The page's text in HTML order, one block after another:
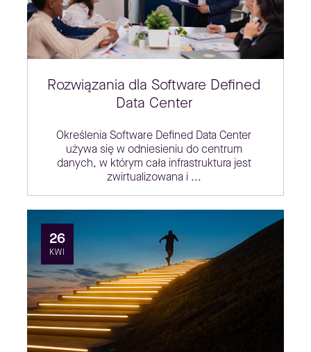
Rozwiązania dla Software Defined
Data Center
Określenia Software Defined Data Center
używa się w odniesieniu do centrum
danych, w którym cała infrastruktura jest
zwirtualizowana i ...
26
KWI